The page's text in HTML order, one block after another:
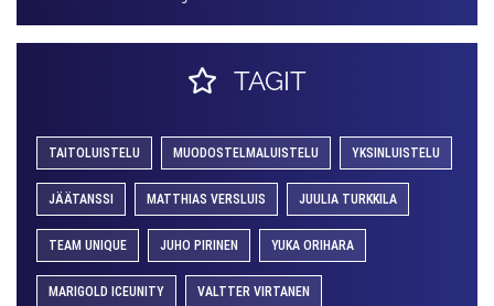
TAGIT
TAITOLUISTELU MUODOSTELMALUISTELU YKSINLUISTELU
JÄÄTANSSI MATTHIAS VERSLUIS JUULIA TURKKILA
TEAM UNIQUE JUHO PIRINEN YUKA ORIHARA
MARIGOLD ICEUNITY VALTTER VIRTANEN